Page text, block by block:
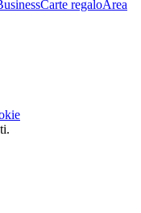
Carte regaloArea